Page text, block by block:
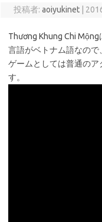
投稿者: aoiyukinet
Thương Khung Chi Mộng
言語がベトナム語なので
ゲームとしては普通のア
す。